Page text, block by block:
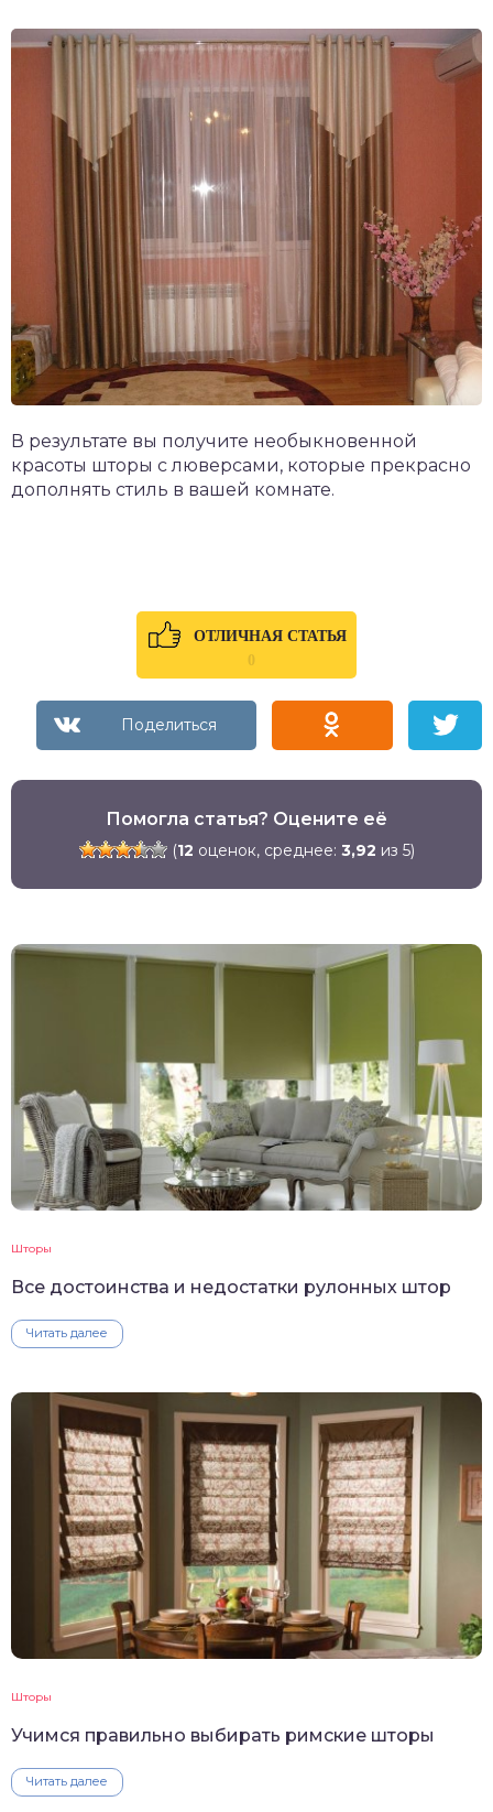
В результате вы получите необыкновенной
красоты шторы с люверсами, которые прекрасно
дополнять стиль в вашей комнате.
ОТЛИЧНАЯ СТАТЬЯ
0
Помогла статья? Оцените её
(12 оценок, среднее: 3,92 из 5)
Шторы
Все достоинства и недостатки рулонных штор
Читать далее
Шторы
Учимся правильно выбирать римские шторы
Читать далее